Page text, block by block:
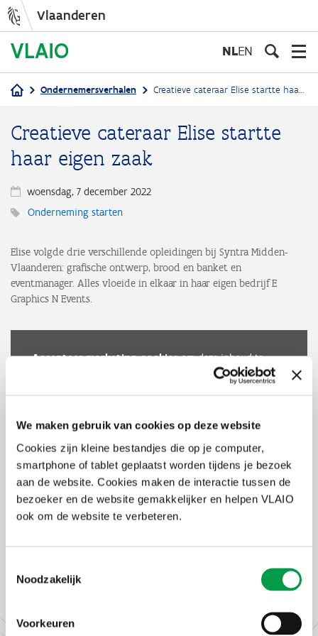
We maken gebruik van cookies op deze website
Cookies zijn kleine bestandjes die op je computer,
smartphone of tablet geplaatst worden tijdens je bezoek
aan de website. Cookies maken de interactie tussen de
bezoeker en de website gemakkelijker en helpen VLAIO
ook om de website te verbeteren.
Noodzakelijk
Voorkeuren
Vlaanderen
NLEN
Ondernemersverhalen Creatieve cateraar Elise startte haar eigen zaak
Creatieve cateraar Elise startte
haar eigen zaak
woensdag, 7 december 2022
Onderneming starten
Elise volgde drie verschillende opleidingen bij Syntra Midden-
Vlaanderen: grafische ontwerp, brood en banket en
eventmanager. Alles vloeide in elkaar in haar eigen bedrijf E
Graphics N Events.
Accepteer marketing-cookiesom deze inhoud te
https://www.youtube.com/embed/GfgDhNOMd7Y?autoplay=0&start=0&rel=0